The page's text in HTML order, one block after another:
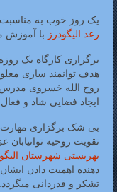
یک روز خوب به مناسبت
رعد الیگودرز با آموزش
برگزاری کارگاه یک
هدف توانمند سازی
روح الله خسروی
ایجاد فضایی شاد و فعال
بی شک برگزاری
تقویت روحیه توانیابان
بهزیستی شهرستان
دهنده اهمیت دادن
تشکر و قدردانی میگردد.